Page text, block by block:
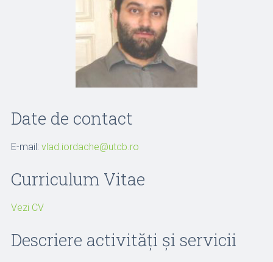
Date de contact
E-mail: vlad.iordache@utcb.ro
Curriculum Vitae
Vezi CV
Descriere activități și servicii